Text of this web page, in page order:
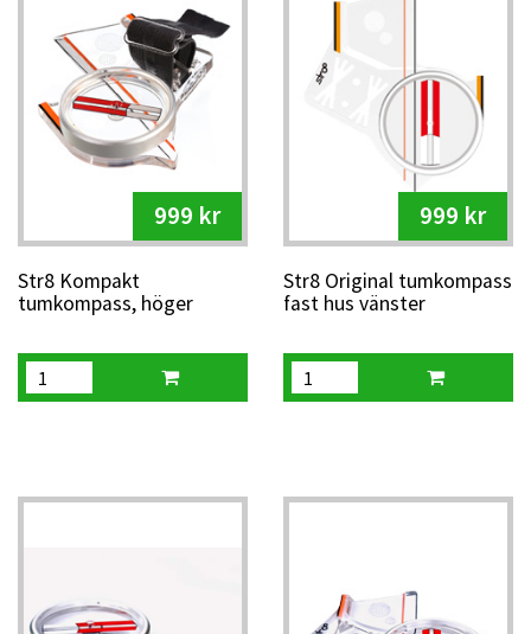
999 kr
Str8 Kompakt
tumkompass, höger
999 kr
Str8 Original tumkompass
fast hus vänster